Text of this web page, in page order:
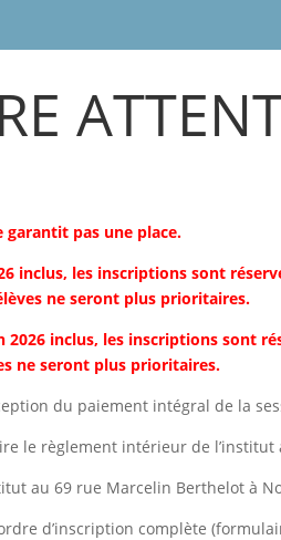
garantit pas une place.
inclus, les inscriptions sont
ne seront plus prioritaires.
inclus, les inscriptions sont
ne seront plus prioritaires.
du paiement intégral de la
le règlement intérieur de
au 69 rue Marcelin Berthelot à
d’inscription complète